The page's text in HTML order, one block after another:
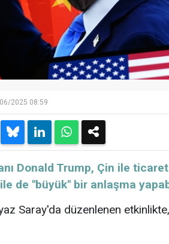
2025 08:59
Donald Trump, Çin ile ticaret
de "büyük" bir anlaşma
Saray'da düzenlenen